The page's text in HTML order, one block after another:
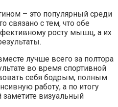
– это популярный среди
связано с тем, что обе
росту мышц, а их
лучше всего за полтора
во время спортивной
себя бодрым, полным
работу, а по итогу
визуальный